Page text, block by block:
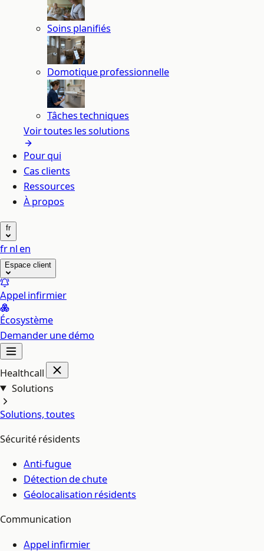
Soins planifiés
Domotique professionnelle
Tâches techniques
Voir toutes les solutions
Pour qui
Cas clients
Ressources
À propos
fr
frnl en
Espace client
Appel infirmier
Écosystème
Demander une démo
Healthcall
Solutions
Solutions,toutes
Sécurité résidents
Anti-fugue
Détection de chute
Géolocalisation résidents
Communication
Appel infirmier